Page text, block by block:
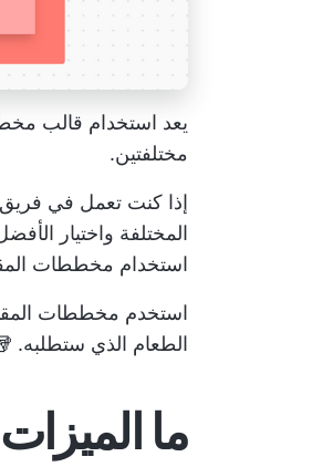
مختلفتين.
إذا كنت تعمل في فريق
المختلفة واختيار
استخدام مخططات
استخدم مخططات
الطعام الذي ستطلبه.
ما